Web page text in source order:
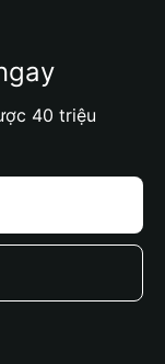
40 triệu